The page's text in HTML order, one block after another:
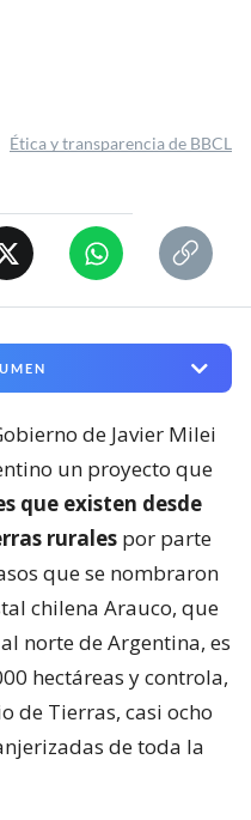
Ética y transparencia de BBCL
de Javier Milei
un proyecto que
que existen desde
rurales por parte
que se nombraron
chilena Arauco, que
norte de Argentina, es
hectáreas y controla,
de Tierras, casi ocho
de toda la